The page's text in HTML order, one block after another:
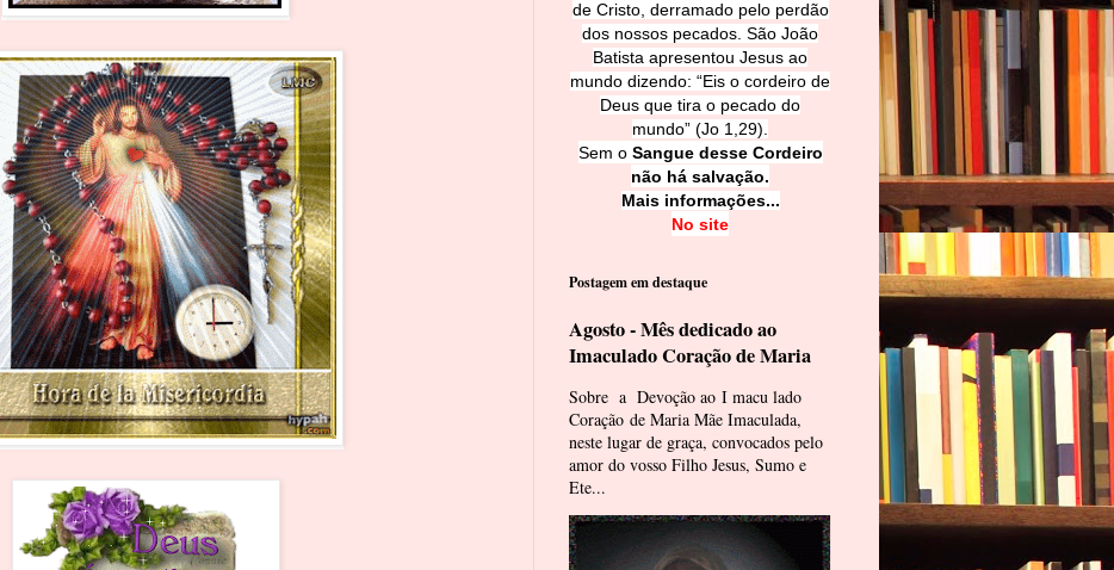
de Cristo, derramado pelo perdão
dos nossos pecados. São João
Batista apresentou Jesus ao
mundo dizendo: “Eis o cordeiro de
Deus que tira o pecado do
mundo” (Jo 1,29).
Sem o Sangue desse Cordeiro
não há salvação.
Mais informações...
No site
Postagem em destaque
Agosto - Mês dedicado ao
Imaculado Coração de Maria
Sobre a Devoção ao I macu lado
Coração de Maria Mãe Imaculada,
neste lugar de graça, convocados pelo
amor do vosso Filho Jesus, Sumo e
Ete...